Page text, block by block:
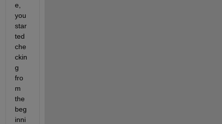
e,
you
star
ted
che
ckin
g
fro
m
the
beg
inni